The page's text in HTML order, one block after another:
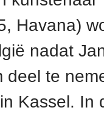
Havana)
nadat
deel te
Kassel. In